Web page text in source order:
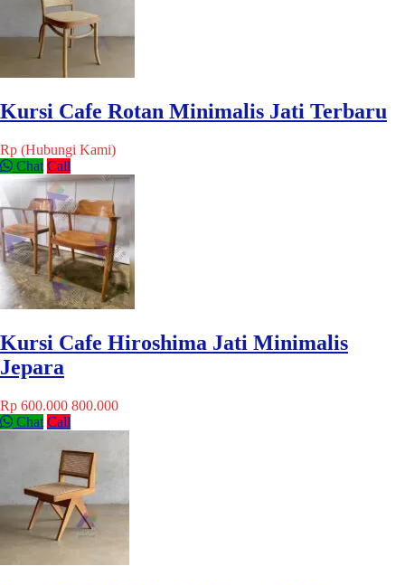
Kursi Cafe Rotan Minimalis Jati Terbaru
Rp (Hubungi Kami)
Chat Call
Kursi Cafe Hiroshima Jati Minimalis
Jepara
Rp 600.000 800.000
Chat Call